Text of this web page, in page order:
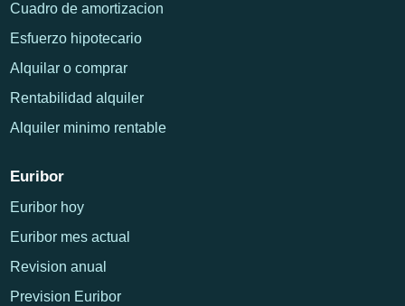
Cuadro de amortizacion
Esfuerzo hipotecario
Alquilar o comprar
Rentabilidad alquiler
Alquiler minimo rentable
Euribor
Euribor hoy
Euribor mes actual
Revision anual
Prevision Euribor